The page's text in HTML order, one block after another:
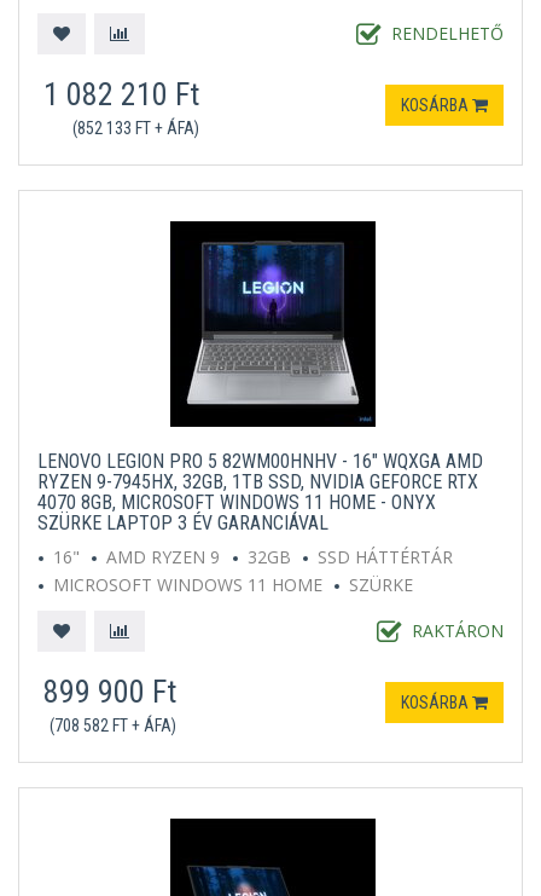
RENDELHETŐ
1 082 210 Ft
(852 133 FT + ÁFA)
KOSÁRBA
LENOVO LEGION PRO 5 82WM00HNHV - 16" WQXGA AMD
RYZEN 9-7945HX, 32GB, 1TB SSD, NVIDIA GEFORCE RTX
4070 8GB, MICROSOFT WINDOWS 11 HOME - ONYX
SZÜRKE LAPTOP 3 ÉV GARANCIÁVAL
16"
AMD RYZEN 9 32GB
SSD HÁTTÉRTÁR
MICROSOFT WINDOWS 11 HOME
SZÜRKE
RAKTÁRON
899 900 Ft
(708 582 FT + ÁFA)
KOSÁRBA